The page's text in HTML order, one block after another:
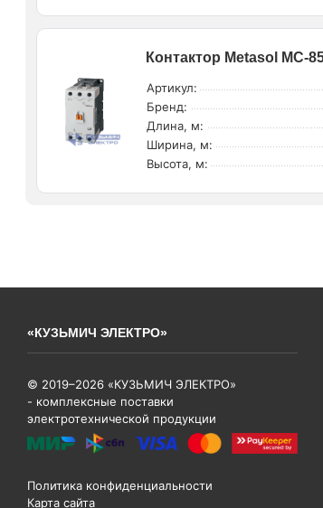
Контактор Metasol MC-
Артикул:
Бренд:
Длина, м:
Ширина, м:
Высота, м:
«КУЗЬМИЧ ЭЛЕКТРО»
© 2019–2026 «КУЗЬМИЧ ЭЛЕКТРО»
- комплексные поставки
электротехнической продукции
Политика конфиденциальности
Карта сайта